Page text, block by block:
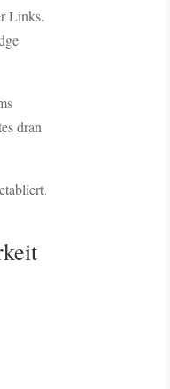
Links.
dran